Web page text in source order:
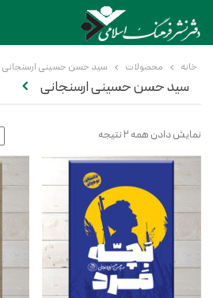
خانه محصولات سید حسن حسینی ارسنجانی
سید حسن حسینی ارسنجانی
نمایش دادن همه 2 نتیجه